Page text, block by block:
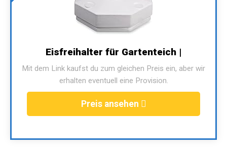
Eisfreihalter für Gartenteich |
Mit dem Link kaufst du zum gleichen Preis ein, aber wir
erhalten eventuell eine Provision.
Preis ansehen